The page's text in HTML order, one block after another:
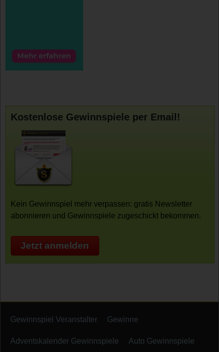
Kostenlose Gewinnspiele per Email!
Kein Gewinnspiel mehr verpassen: gratis Newsletter
abonnieren und Gewinnspiele zugeschickt bekommen.
Jetzt anmelden
Gewinnspiel Veranstalter Gewinne
Adventskalender Gewinnspiele Auto Gewinnspiele